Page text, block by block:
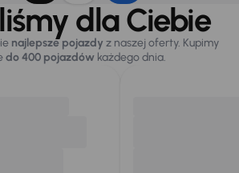
dla Ciebie
najlepsze pojazdy z naszej oferty. Kupimy
do 400 pojazdówkażdego dnia.